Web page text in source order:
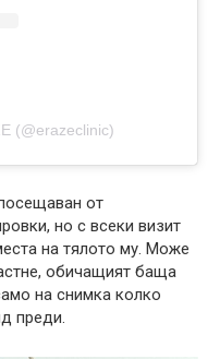
(@erazeclinic)
от
но с всеки визит
на тялото му. Може
обичащият баща
на снимка колко
преди.